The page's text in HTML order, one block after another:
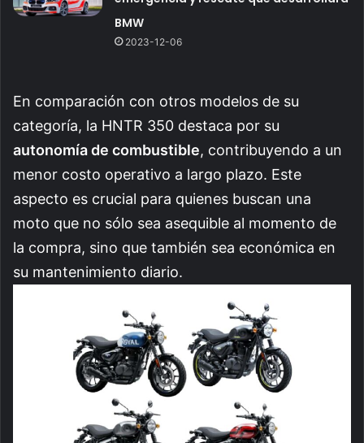
BMW
2023-12-06
En comparación con otros modelos de su
categoría, la HNTR 350 destaca por su
autonomía de combustible, contribuyendo a un
menor costo operativo a largo plazo. Este
aspecto es crucial para quienes buscan una
moto que no sólo sea asequible al momento de
la compra, sino que también sea económica en
su mantenimiento diario.